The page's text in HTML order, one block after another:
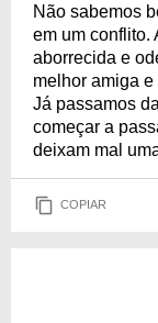
Não sabemos
em um conflito.
aborrecida e
melhor amiga
Já passamos
começar a
deixam mal
COPIAR